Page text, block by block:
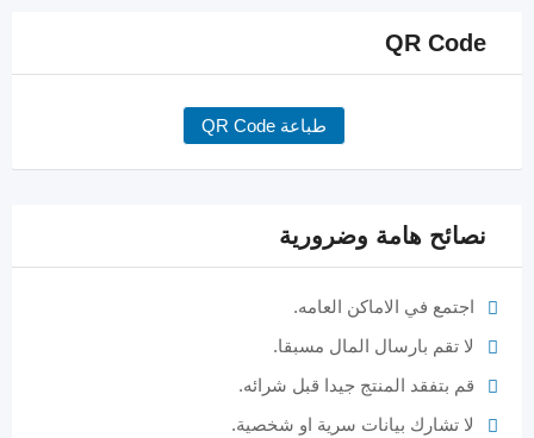
QR Code
طباعة QR Code
نصائح هامة وضرورية
اجتمع في الاماكن العامه.
لا تقم بارسال المال مسبقا.
قم بتفقد المنتج جيدا قبل شرائه.
لا تشارك بيانات سرية او شخصية.